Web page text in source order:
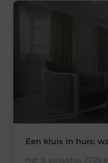
Een kluis in huis:
Het is augustus 2026